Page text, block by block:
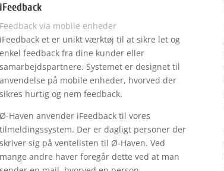
iFeedback
Feedback via mobile enheder
iFeedback et er unikt værktøj til at sikre let og
enkel feedback fra dine kunder eller
samarbejdspartnere. Systemet er designet til
anvendelse på mobile enheder, hvorved der
sikres hurtig og nem feedback.
Ø-Haven anvender iFeedback til vores
tilmeldingssystem. Der er dagligt personer der
skriver sig på ventelisten til Ø-Haven. Ved
mange andre haver foregår dette ved at man